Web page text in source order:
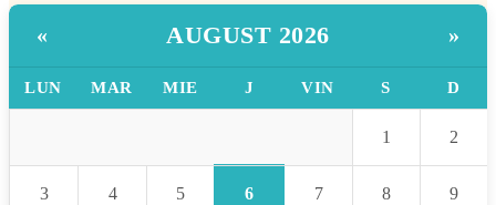
« AUGUST 2026 »
LUN MAR MIE J VIN S D
1 2
3 4 5 6 7 8 9